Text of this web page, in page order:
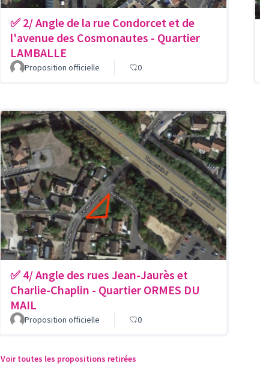
✅ 2/ Angle de la rue Condorcet et de
l'avenue des Cosmonautes - Quartier
LAMBALLE
Proposition officielle 0
✅ 4/ Angle des rues Jean-Jaurès et
Charlie-Chaplin - Quartier ORMES DU
MAIL
Proposition officielle 0
Voir toutes les propositions retirées